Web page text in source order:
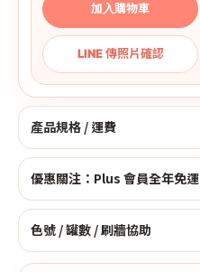
加入購物車
LINE 傳照片確認
產品規格 / 運費
優惠關注：Plus 會員全年免運
色號 / 罐數 / 刷牆協助